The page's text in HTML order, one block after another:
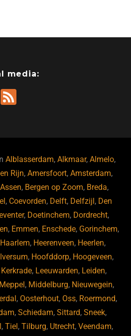
media:
X
Alblasserdam,Alkmaar,Almelo,
Rijn,Amersfoort,Amsterdam,
Assen, Bergen op Zoom, Breda,
, Coevorden, Delft, Delfzijl, Den
, Doetinchem, Dordrecht,
, Emmen, Enschede, Gorinchem,
Haarlem, Heerenveen, Heerlen,
, Hoofddorp, Hoogeveen,
Kerkrade, Leeuwarden, Leiden,
Meppel, Middelburg, Nieuwegein,
, Oosterhout, Oss, Roermond,
, Schiedam, Sittard, Sneek,
,Tiel,Tilburg, Utrecht,Veendam,